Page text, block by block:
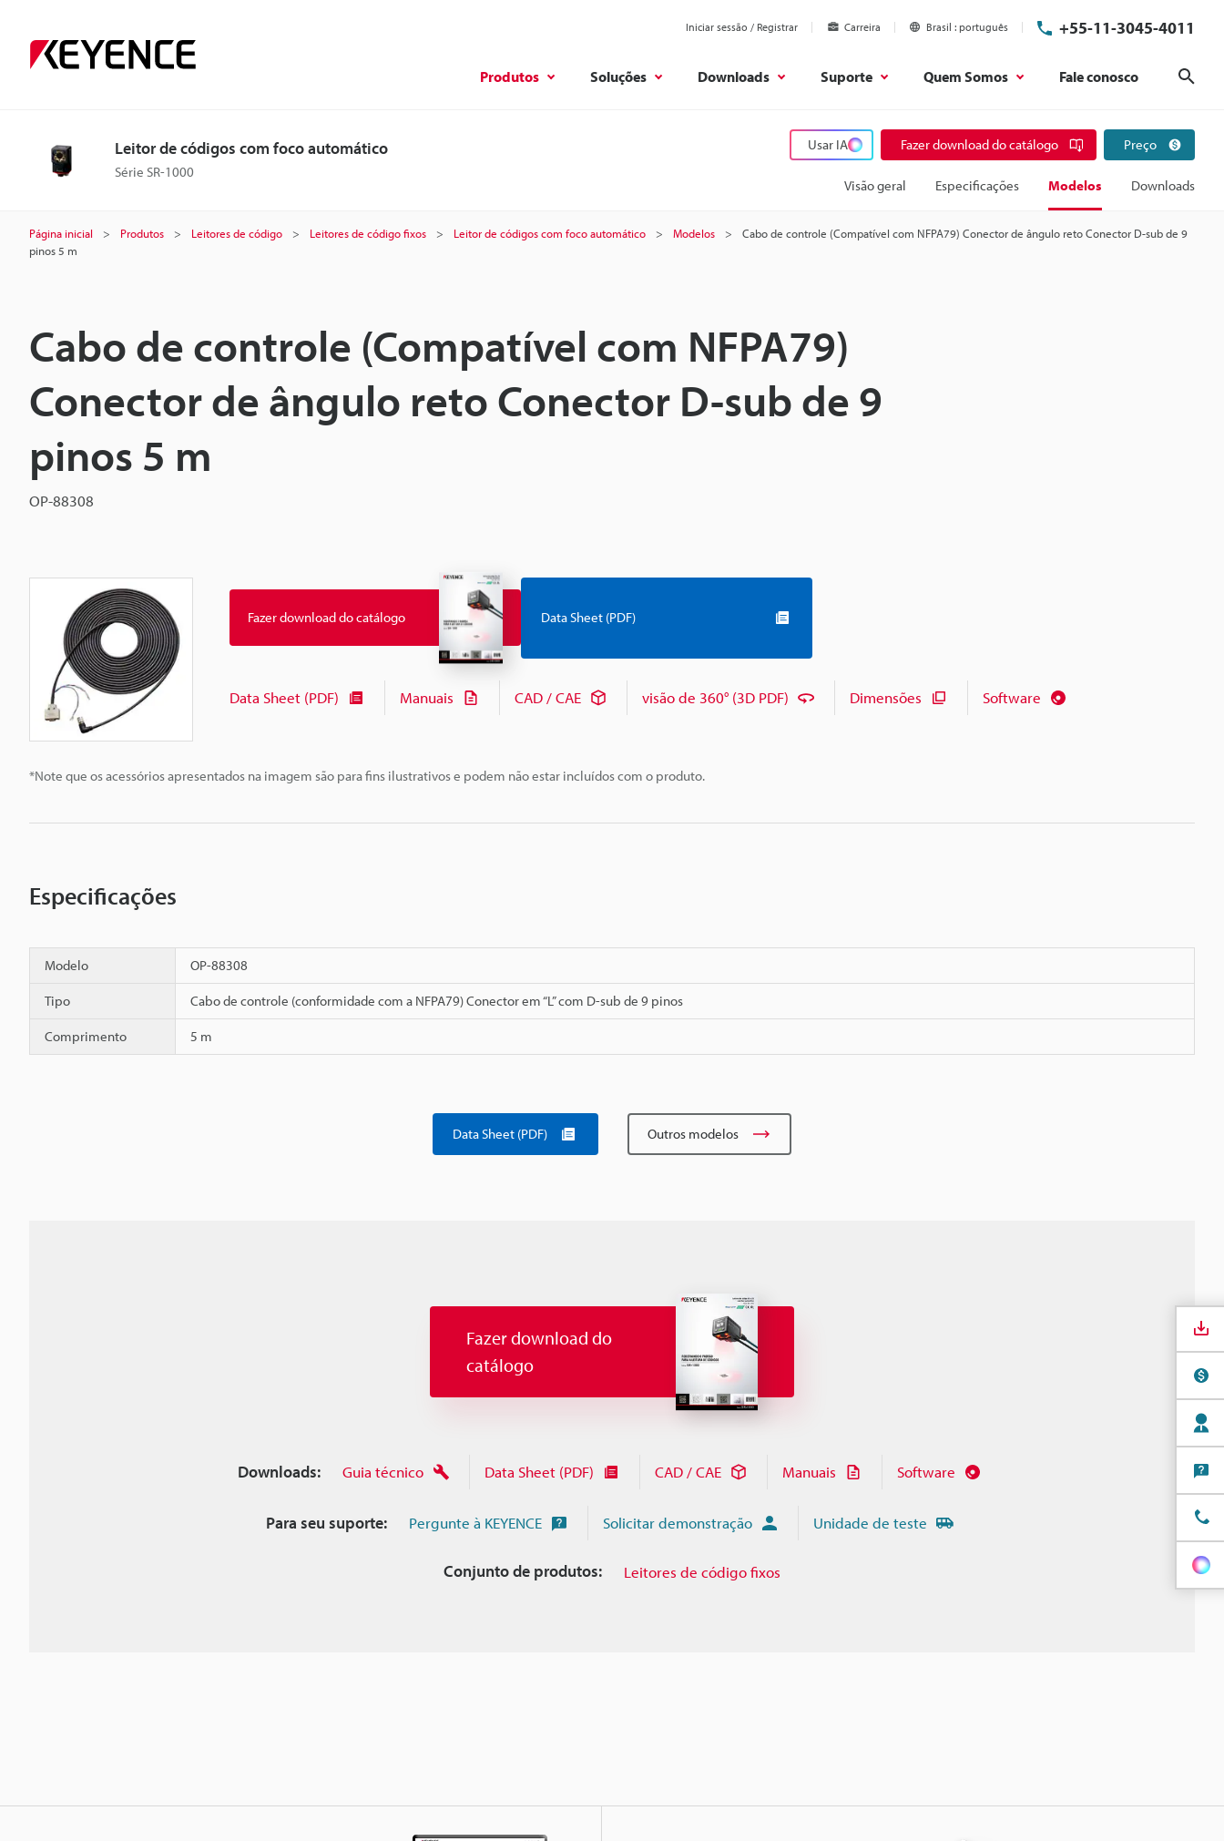
Iniciar sessão / Registrar Carreira Brasil português +55-11-3045-4011
Produtos Soluções Downloads Suporte Quem Somos Fale conosco
Leitor de códigos com foco automático
Série SR-1000
Usar IA Fazer download do catálogo Preço
Visão geral Especificações Modelos Downloads
Página inicial Produtos Leitores de código Leitores de código fixos Leitor de códigos com foco automático Modelos
Cabo de controle (Compatível com NFPA79) Conector de ângulo reto Conector D-sub de 9
pinos 5 m
Cabo de controle (Compatível com NFPA79)
Conector de ângulo reto Conector D-sub de 9
pinos 5 m
OP-88308
*Note que os acessórios apresentados na imagem são para fins ilustrativos e podem não estar incluídos com o produto.
Fazer download do catálogo Data Sheet (PDF)
Data Sheet (PDF) Manuais CAD / CAE visão de 360° (3D PDF) Dimensões Software
Especificações
Modelo OP-88308
Tipo Cabo de controle (conformidade com a NFPA79) Conector em “L” com D-sub de 9 pinos
Comprimento 5 m
Data Sheet (PDF) Outros modelos
Fazer download do
catálogo
Downloads: Guia técnico Data Sheet (PDF) CAD / CAE Manuais Software
Para seu suporte: Pergunte à KEYENCE Solicitar demonstração Unidade de teste
Conjunto de produtos: Leitores de código fixos